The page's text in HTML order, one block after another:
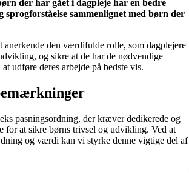
der har gået i dagpleje har en bedre
sprogforståelse sammenlignet med børn der
anerkende den værdifulde rolle, som dagplejere
og sikre at de har de nødvendige
udføre deres arbejde på bedste vis.
pasningsordning, der kræver dedikerede og
for at sikre børns trivsel og udvikling. Ved at
og værdi kan vi styrke denne vigtige del af